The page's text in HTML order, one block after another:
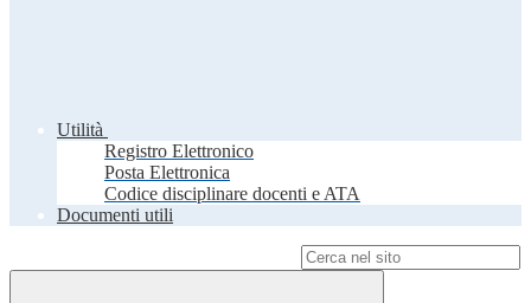
Utilità
Registro Elettronico
Posta Elettronica
Codice disciplinare docenti e ATA
Documenti utili